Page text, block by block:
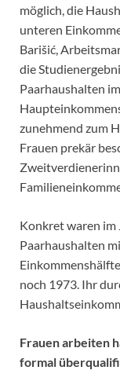
möglich, die
unteren
Barišić,
die
Paarhaushalten
zunehmend zum
Frauen prekär
Konkret waren im
Paarhaushalten
noch 1973. Ihr
Frauen arbeiten
formal